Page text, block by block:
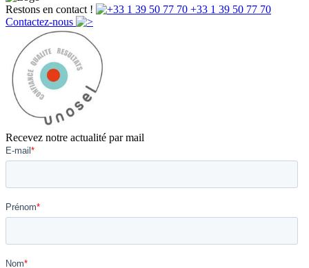
Restons en contact !
+33 1 39 50 77 70
Contactez-nous
Recevez notre actualité par mail